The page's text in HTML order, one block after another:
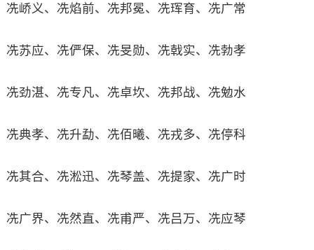
冼峤义、冼焰前、冼邦冕、冼珲育、冼广常
冼苏应、冼俨保、冼旻勋、冼戟实、冼勃孝
冼劲湛、冼专凡、冼卓坎、冼邦战、冼勉水
冼典孝、冼升勐、冼佰曦、冼戎多、冼停科
冼其合、冼淞迅、冼琴盖、冼提家、冼广时
冼广界、冼然直、冼甫严、冼吕万、冼应琴